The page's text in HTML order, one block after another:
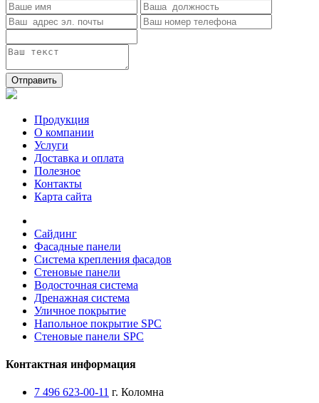
Отправить
Продукция
О компании
Услуги
Доставка и оплата
Полезное
Контакты
Карта сайта
Сайдинг
Фасадные панели
Система крепления фасадов
Стеновые панели
Водосточная система
Дренажная система
Уличное покрытие
Напольное покрытие SPC
Стеновые панели SPC
Контактная информация
7 496 623-00-11 г. Коломна